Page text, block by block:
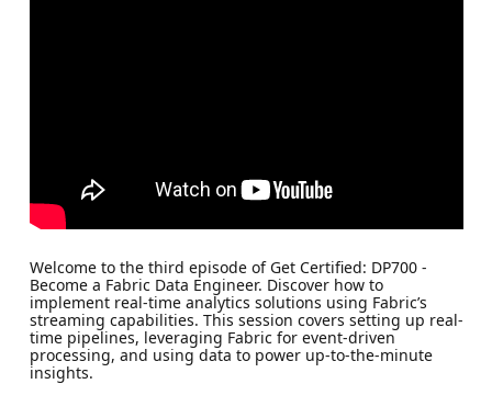
Welcome to the third episode of Get Certified: DP700 -
Become a Fabric Data Engineer. Discover how to
implement real-time analytics solutions using Fabric’s
streaming capabilities. This session covers setting up real-
time pipelines, leveraging Fabric for event-driven
processing, and using data to power up-to-the-minute
insights.